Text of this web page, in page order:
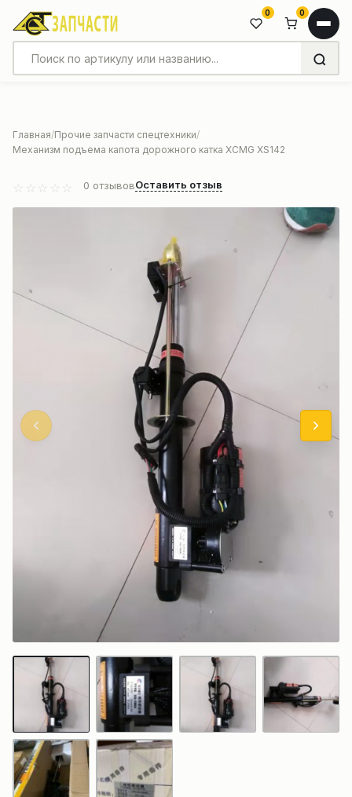
0 0
Главная Прочие запчасти спецтехники
Механизм подъема капота дорожного катка XCMG XS142
0 отзывовОставить отзыв